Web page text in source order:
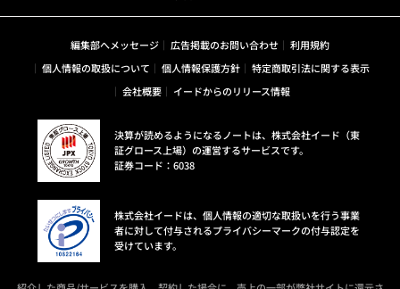
編集部へメッセージ 広告掲載のお問い合わせ
利用規約
個人情報の取扱について
個人情報保護方針
特定商取引法に関する表示
会社概要
イードからのリリース情報
決算が読めるようになるノートは、株式会社イード（東
証グロース上場）の運営するサービスです。
証券コード：6038
株式会社イードは、個人情報の適切な取扱いを行う事業
者に対して付与されるプライバシーマークの付与認定を
受けています。